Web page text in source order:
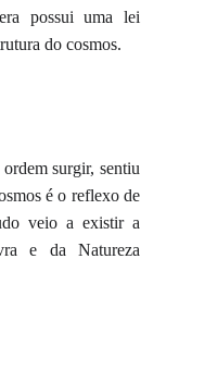
possui uma lei
do cosmos.
surgir, sentiu
é o reflexo de
veio a existir a
e da Natureza